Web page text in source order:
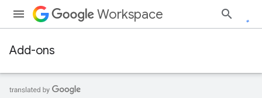
Workspace
Add-ons